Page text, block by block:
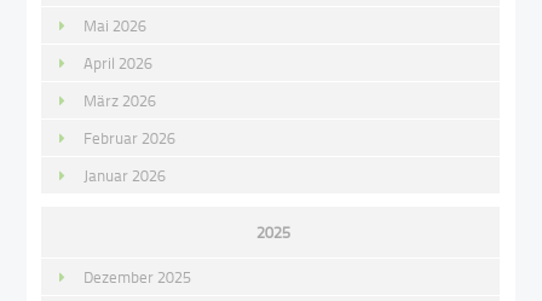
Mai 2026
April 2026
März 2026
Februar 2026
Januar 2026
2025
Dezember 2025